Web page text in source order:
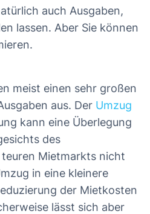
auch Ausgaben,
lassen. Aber Sie können
meist einen sehr großen
aus. Der Umzug
kann eine Überlegung
des
Mietmarkts nicht
in eine kleinere
der Mietkosten
lässt sich aber